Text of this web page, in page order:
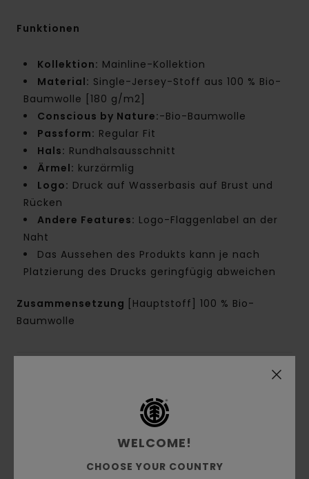
Funktionen
Kollektion: Mainline-Kollektion
Material: Single-Jersey-Stoff aus 100 % Bio-
Baumwolle [180 g/m2]
Conscious by Nature:-Bio-Baumwolle
Passform: Regular Fit
Hals: Rundhalsausschnitt
Ärmel: kurzärmlig
Logo: Druck auf Wasserbasis auf Brust und
Rücken
Andere Features: Logo-Flaggenlabel an der
Naht
Das Aussehen des Produkts kann je nach
Platzierung des Drucks geringfügig abweichen
Zusammensetzung
[Hauptstoff] 100 % Bio-
Baumwolle
Kundenbewertungen
WELCOME!
CHOOSE YOUR COUNTRY